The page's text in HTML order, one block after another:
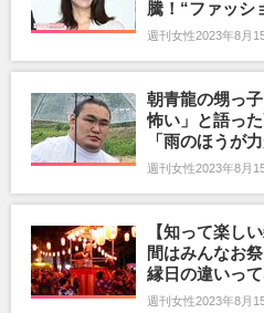
騰！“ファッ
週刊女性2023年8月
朝青龍の甥っ
怖い」と語っ
「雨のほうが
週刊女性2023年8月
【知って楽し
間はみんなお
縁日の違いっ
週刊女性2023年8月